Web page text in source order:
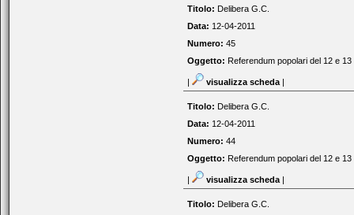
Titolo: Delibera G.C.
Data: 12-04-2011
Numero: 45
Oggetto: Referendum popolari del 12 e
| visualizza scheda |
Titolo: Delibera G.C.
Data: 12-04-2011
Numero: 44
Oggetto: Referendum popolari del 12 e
| visualizza scheda |
Titolo: Delibera G.C.